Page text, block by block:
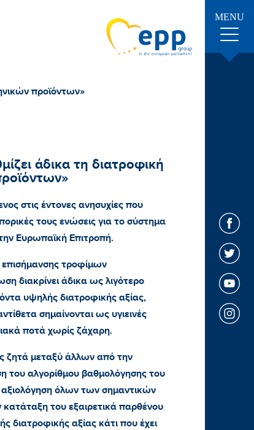
MENU
προϊόντων»
άδικα τη διατροφική
στις έντονες ανησυχίες που
τους ενώσεις για το σύστημα
Ευρωπαϊκή Επιτροπή.
τροφίμων
διακρίνει άδικα ως λιγότερο
υψηλής διατροφικής αξίας,
σημαίνονται ως υγιεινές
ποτά χωρίς ζάχαρη.
ζητά μεταξύ άλλων από την
του αλγορίθμου βαθμολόγησης του
αξιολόγηση όλων των σημαντικών
του εξαιρετικά παρθένου
διατροφικής αξίας κάτι που έχει